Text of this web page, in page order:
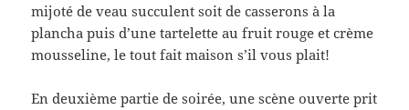
mijoté de veau succulent soit de casserons à la
plancha puis d’une tartelette au fruit rouge et crème
mousseline, le tout fait maison s’il vous plait!
En deuxième partie de soirée, une scène ouverte prit